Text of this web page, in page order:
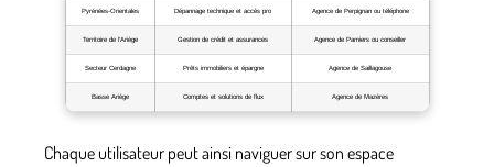
Pyrénées-Orientales Dépannage technique et accès pro Agence de Perpignan ou téléphone
Territoire de l’Ariège Gestion de crédit et assurances Agence de Pamiers ou conseiller
Secteur Cerdagne Prêts immobiliers et épargne Agence de Saillagouse
Basse Ariège Comptes et solutions de flux Agence de Mazères
Chaque utilisateur peut ainsi naviguer sur son espace